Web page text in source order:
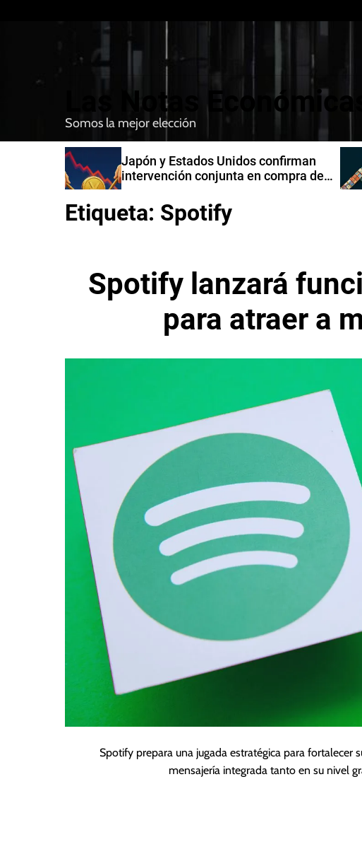
Las Notas
Somos la mejor elección
Japón y Estados Unidos confirman
intervención conjunta en compra de
Etiqueta: Spotify
Spotify lanzará
para atraer a
Spotify prepara una jugada estratégica para fortalecer
mensajería integrada tanto en su nivel